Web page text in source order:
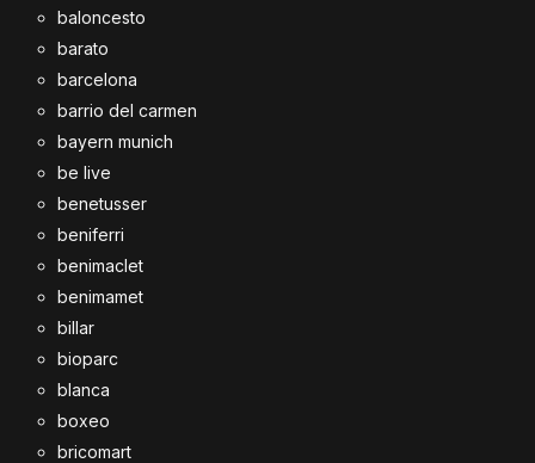
baloncesto
barato
barcelona
barrio del carmen
bayern munich
be live
benetusser
beniferri
benimaclet
benimamet
billar
bioparc
blanca
boxeo
bricomart